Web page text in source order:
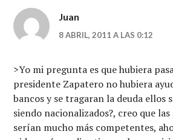
Juan
8 ABRIL, 2011 A LAS 0:12
>Yo mi pregunta es que hubiera
presidente Zapatero no hubiera
bancos y se tragaran la deuda ellos
siendo nacionalizados?, creo que
serían mucho más competentes,